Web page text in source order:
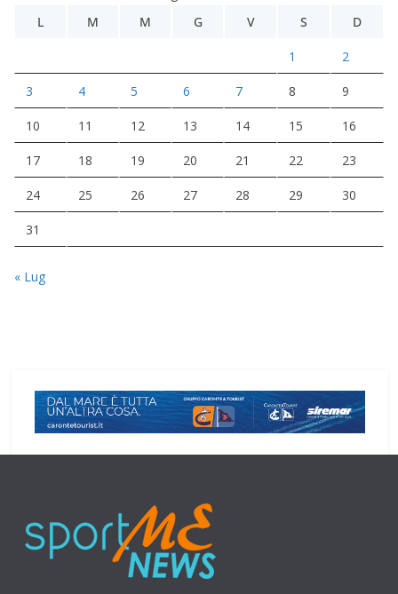
L
M M G V S D
1 2
3 4 5 6 7 8 9
10 11 12 13 14 15 16
17 18 19 20 21 22 23
24 25 26 27 28 29 30
31
« Lug